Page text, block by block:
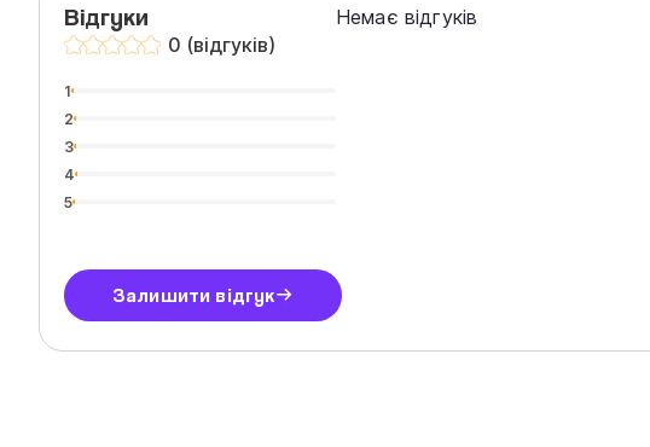
Відгуки
0 (відгуків)
1
2
3
4
5
Залишити відгук
Немає відгуків